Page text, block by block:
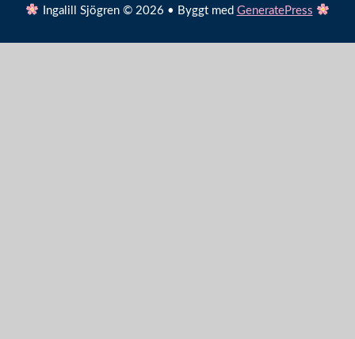
Ingalill Sjögren © 2026 • Byggt med GeneratePress